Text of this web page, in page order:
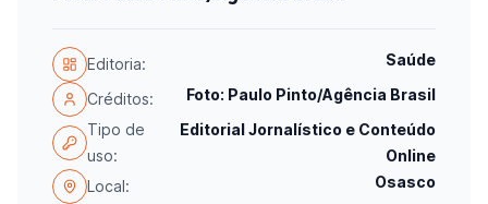
Editoria: Saúde
Créditos:
Foto: Paulo Pinto/Agência Brasil
Tipo de
uso:
Editorial Jornalístico e Conteúdo
Online
Local:
Osasco